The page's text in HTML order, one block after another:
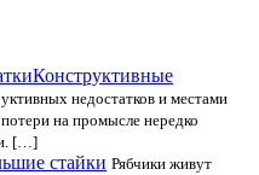
Конструктивные
недостатков и местами
на промысле нередко
[…]
стайки Рябчики живут